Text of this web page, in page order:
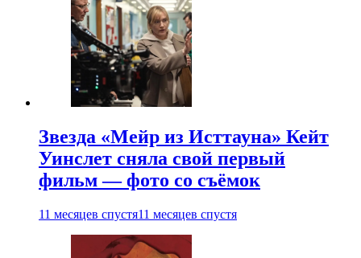
Звезда «Мейр из Исттауна» Кейт
Уинслет сняла свой первый
фильм — фото со съёмок
11 месяцев спустя11 месяцев спустя